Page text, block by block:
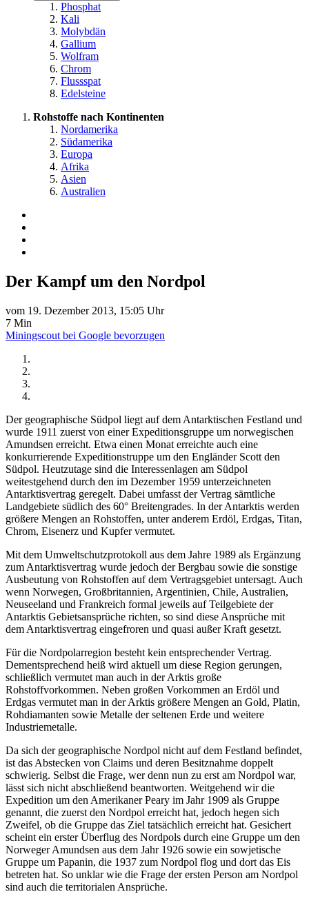
Phosphat
Kali
Molybdän
Gallium
Wolfram
Chrom
Flussspat
Edelsteine
Rohstoffe nach Kontinenten
Nordamerika
Südamerika
Europa
Afrika
Asien
Australien
Der Kampf um den Nordpol
vom 19. Dezember 2013, 15:05 Uhr
7 Min
Miningscout bei Google bevorzugen
Der geographische Südpol liegt auf dem Antarktischen Festland und
wurde 1911 zuerst von einer Expeditionsgruppe um norwegischen
Amundsen erreicht. Etwa einen Monat erreichte auch eine
konkurrierende Expeditionstruppe um den Engländer Scott den
Südpol. Heutzutage sind die Interessenlagen am Südpol
weitestgehend durch den im Dezember 1959 unterzeichneten
Antarktisvertrag geregelt. Dabei umfasst der Vertrag sämtliche
Landgebiete südlich des 60° Breitengrades. In der Antarktis werden
größere Mengen an Rohstoffen, unter anderem Erdöl, Erdgas, Titan,
Chrom, Eisenerz und Kupfer vermutet.
Mit dem Umweltschutzprotokoll aus dem Jahre 1989 als Ergänzung
zum Antarktisvertrag wurde jedoch der Bergbau sowie die sonstige
Ausbeutung von Rohstoffen auf dem Vertragsgebiet untersagt. Auch
wenn Norwegen, Großbritannien, Argentinien, Chile, Australien,
Neuseeland und Frankreich formal jeweils auf Teilgebiete der
Antarktis Gebietsansprüche richten, so sind diese Ansprüche mit
dem Antarktisvertrag eingefroren und quasi außer Kraft gesetzt.
Für die Nordpolarregion besteht kein entsprechender Vertrag.
Dementsprechend heiß wird aktuell um diese Region gerungen,
schließlich vermutet man auch in der Arktis große
Rohstoffvorkommen. Neben großen Vorkommen an Erdöl und
Erdgas vermutet man in der Arktis größere Mengen an Gold, Platin,
Rohdiamanten sowie Metalle der seltenen Erde und weitere
Industriemetalle.
Da sich der geographische Nordpol nicht auf dem Festland befindet,
ist das Abstecken von Claims und deren Besitznahme doppelt
schwierig. Selbst die Frage, wer denn nun zu erst am Nordpol war,
lässt sich nicht abschließend beantworten. Weitgehend wir die
Expedition um den Amerikaner Peary im Jahr 1909 als Gruppe
genannt, die zuerst den Nordpol erreicht hat, jedoch hegen sich
Zweifel, ob die Gruppe das Ziel tatsächlich erreicht hat. Gesichert
scheint ein erster Überflug des Nordpols durch eine Gruppe um den
Norweger Amundsen aus dem Jahr 1926 sowie ein sowjetische
Gruppe um Papanin, die 1937 zum Nordpol flog und dort das Eis
betreten hat. So unklar wie die Frage der ersten Person am Nordpol
sind auch die territorialen Ansprüche.